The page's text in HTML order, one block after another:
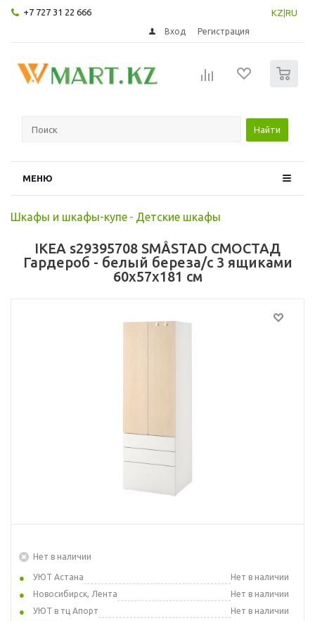
+7 727 31 22 666 KZ RU
Вход Регистрация
Найти
МЕНЮ
Шкафы и шкафы-купе - Детские шкафы
IKEA s29395708 SMÅSTAD СМОСТАД
Гардероб - белый береза/с 3 ящиками
60x57x181 см
Нет в наличии
УЮТ Астана
Нет в наличии
Новосибирск, Лента
Нет в наличии
УЮТ в тц Апорт
Нет в наличии